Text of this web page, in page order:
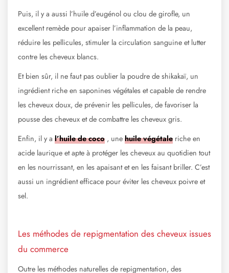
Puis, il y a aussi l’huile d’eugénol ou clou de girofle, un
excellent remède pour apaiser l’inflammation de la peau,
réduire les pellicules, stimuler la circulation sanguine et lutter
contre les cheveux blancs.
Et bien sûr, il ne faut pas oublier la poudre de shikakaï, un
ingrédient riche en saponines végétales et capable de rendre
les cheveux doux, de prévenir les pellicules, de favoriser la
pousse des cheveux et de combattre les cheveux gris.
Enfin, il y a l’huile de coco , une huile végétale riche en
acide laurique et apte à protéger les cheveux au quotidien tout
en les nourrissant, en les apaisant et en les faisant briller. C’est
aussi un ingrédient efficace pour éviter les cheveux poivre et
sel.
Les méthodes de repigmentation des cheveux issues
du commerce
Outre les méthodes naturelles de repigmentation, des